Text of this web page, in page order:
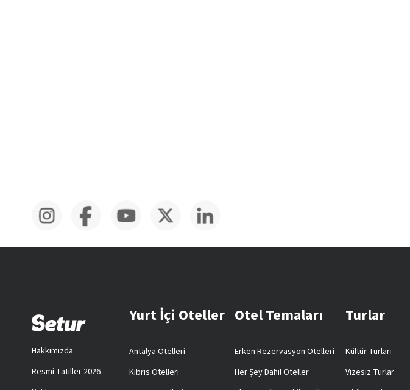
Hakkımızda
Resmi Tatiller 2026
Yurt İçi Oteller
Antalya Otelleri
Kıbrıs Otelleri
Otel Temaları
Erken Rezervasyon Otelleri
Her Şey Dahil Oteller
Turlar
Kültür Turları
Vizesiz Turlar